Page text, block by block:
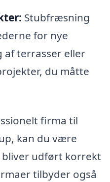
Stubfræsning
for nye
terrasser eller
du måtte
firma til
kan du være
udført korrekt
tilbyder også